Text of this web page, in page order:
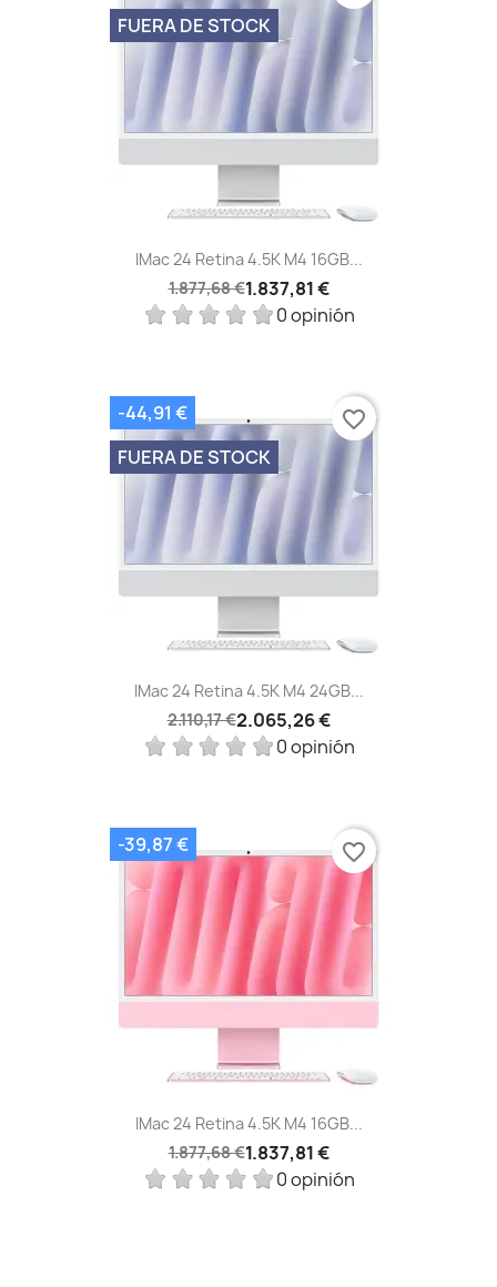
IMac 24 Retina 4.5K M4 16GB...
1.877,68 €1.837,81 €
0 opinión
FUERA DE STOCK
IMac 24 Retina 4.5K M4 24GB...
2.110,17 €2.065,26 €
0 opinión
-44,91 €
FUERA DE STOCK
favorite_border
IMac 24 Retina 4.5K M4 16GB...
1.877,68 €1.837,81 €
0 opinión
-39,87 € favorite_border